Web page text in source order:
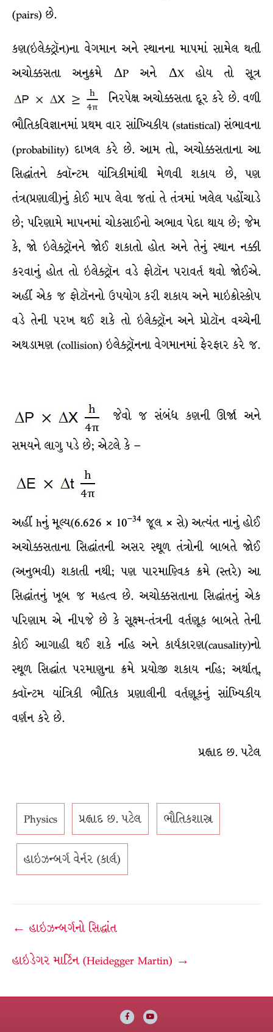
(pairs) છે.
કણ(ઇલેક્ટ્રૉન)ના વેગમાન અને સ્થાનના માપમાં સામેલ થતી
અચોક્કસતા અનુક્રમે ΔP અને ΔX હોય તો સૂત્ર
નિરપેક્ષ અચોક્કસતા દૂર કરે છે. વળી
ભૌતિકવિજ્ઞાનમાં પ્રથમ વાર સાંખ્યિકીય (statistical) સંભાવના
(probability) દાખલ કરે છે. આમ તો, અચોક્કસતાના આ
સિદ્ધાંતને ક્વૉન્ટમ યાંત્રિકીમાંથી મેળવી શકાય છે, પણ
તંત્ર(પ્રણાલી)નું કોઈ માપ લેવા જતાં તે તંત્રમાં ખલેલ પહોંચાડે
છે; પરિણામે માપનમાં ચોકસાઈનો અભાવ પેદા થાય છે; જેમ
કે, જો ઇલેક્ટ્રૉનને જોઈ શકાતો હોત અને તેનું સ્થાન નક્કી
કરવાનું હોત તો ઇલેક્ટ્રૉન વડે ફોટૉન પરાવર્ત થવો જોઈએ.
અહીં એક જ ફોટૉનનો ઉપયોગ કરી શકાય અને માઇક્રોસ્કોપ
વડે તેની પરખ થઈ શકે તો ઇલેક્ટ્રૉન અને પ્રોટૉન વચ્ચેની
અથડામણ (collision) ઇલેક્ટ્રૉનના વેગમાનમાં ફેરફાર કરે જ.
જેવો જ સંબંધ કણની ઊર્જા અને
સમયને લાગુ પડે છે; એટલે કે –
અહીં hનું મૂલ્ય(6.626 × 10–34 જૂલ × સે) અત્યંત નાનું હોઈ
અચોક્કસતાના સિદ્ધાંતની અસર સ્થૂળ તંત્રોની બાબતે જોઈ
(અનુભવી) શકાતી નથી; પણ પારમાણ્વિક ક્રમે (સ્તરે) આ
સિદ્ધાંતનું ખૂબ જ મહત્વ છે. અચોક્કસતાના સિદ્ધાંતનું એક
પરિણામ એ નીપજે છે કે સૂક્ષ્મ-તંત્રની વર્તણૂક બાબતે તેની
કોઈ આગાહી થઈ શકે નહિ અને કાર્યકારણ(causality)નો
સ્થૂળ સિદ્ધાંત પરમાણુના ક્રમે પ્રયોજી શકાય નહિ; અર્થાત્,
ક્વૉન્ટમ યાંત્રિકી ભૌતિક પ્રણાલીની વર્તણૂકનું સાંખ્યિકીય
વર્ણન કરે છે.
પ્રહ્લાદ છ. પટેલ
Physics પ્રહ્લાદ છ. પટેલ ભૌતિકશાસ્ત્ર
હાઇઝન્બર્ગ વેર્નર (કાર્લ)
Post
navigation
← હાઇઝન્બર્ગનો સિદ્ધાંત
હાઇડેગર માર્ટિન (Heidegger Martin) →
FacebookYoutube